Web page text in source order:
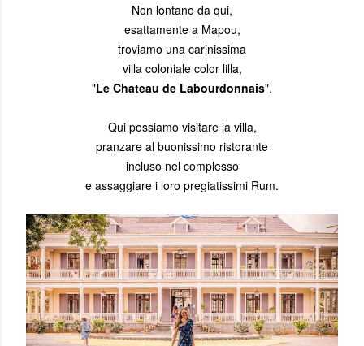
Non lontano da qui,
esattamente a Mapou,
troviamo una carinissima
villa coloniale color lilla,
"Le Chateau de Labourdonnais".
Qui possiamo visitare la villa,
pranzare al buonissimo ristorante
incluso nel complesso
e assaggiare i loro pregiatissimi Rum.